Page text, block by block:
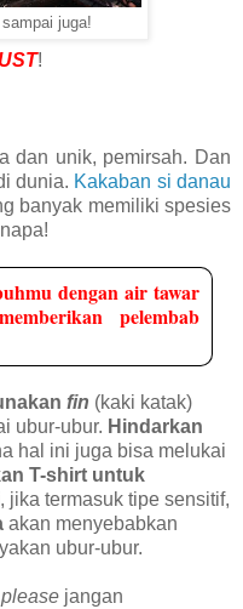
juga!
!
dan unik, pemirsah. Dan
dunia. Kakaban si danau
banyak memiliki spesies
dengan air tawar
pelembab
fin (kaki katak)
ubur-ubur. Hindarkan
hal ini juga bisa melukai
T-shirt untuk
, jika termasuk tipe sensitif,
akan menyebabkan
ubur-ubur.
please jangan